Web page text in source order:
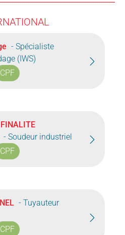
- Spécialiste
(IWS)
CPF
- Soudeur industriel
CPF
- Tuyauteur
CPF